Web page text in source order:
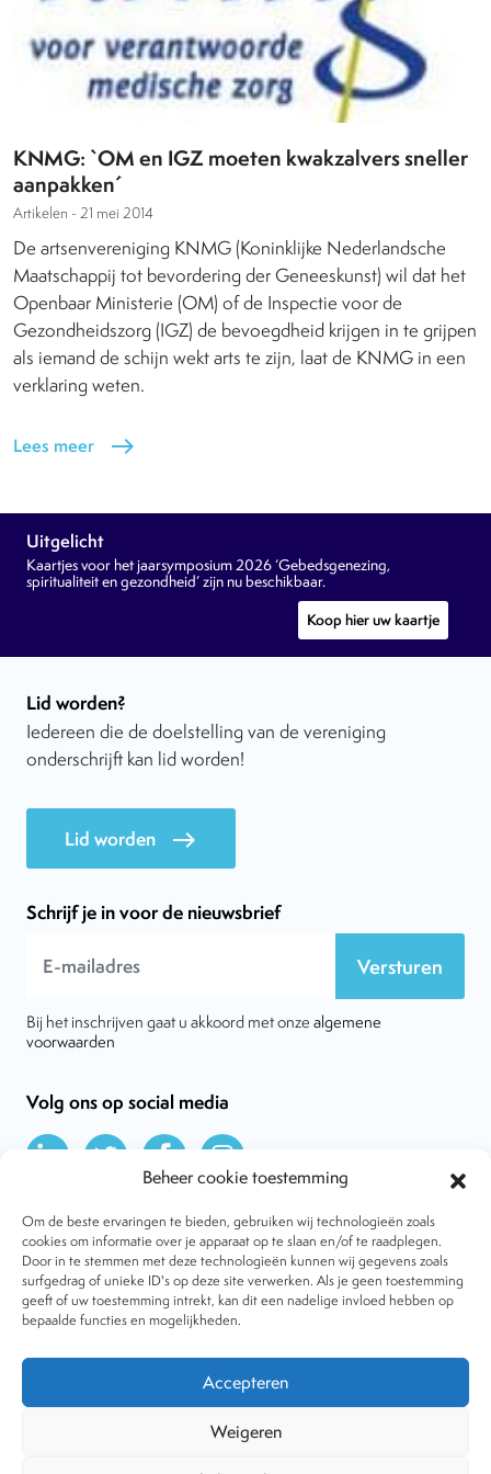
Beheer cookie toestemming
Om de beste ervaringen te bieden, gebruiken wij technologieën zoals
cookies om informatie over je apparaat op te slaan en/of te raadplegen.
Door in te stemmen met deze technologieën kunnen wij gegevens zoals
surfgedrag of unieke ID's op deze site verwerken. Als je geen toestemming
geeft of uw toestemming intrekt, kan dit een nadelige invloed hebben op
bepaalde functies en mogelijkheden.
Accepteren
Weigeren
KNMG: `OM en IGZ moeten kwakzalvers sneller
aanpakken´
Artikelen - 21 mei 2014
De artsenvereniging KNMG (Koninklijke Nederlandsche
Maatschappij tot bevordering der Geneeskunst) wil dat het
Openbaar Ministerie (OM) of de Inspectie voor de
Gezondheidszorg (IGZ) de bevoegdheid krijgen in te grijpen
als iemand de schijn wekt arts te zijn, laat de KNMG in een
verklaring weten.
Lees meer east
Uitgelicht
Kaartjes voor het jaarsymposium 2026 ‘Gebedsgenezing,
spiritualiteit en gezondheid’ zijn nu beschikbaar.
Koop hier uw kaartje
Lid worden?
Iedereen die de doelstelling van de vereniging
onderschrijft kan lid worden!
Lid worden east
Schrijf je in voor de nieuwsbrief
Versturen
Bij het inschrijven gaat u akkoord met onze algemene
voorwaarden
Volg ons op social media
Over VtdK
Contact
Nieuws
Behandelwijzen
Dossiers
Tijdschrift